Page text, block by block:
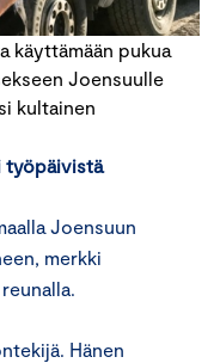
käyttämään pukua
Joensuulle
kultainen
työpäivistä
Joensuun
merkki
Hänen